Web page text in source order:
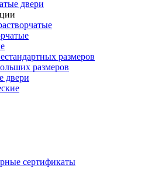
двери
размеров
размеров
двери
сертификаты